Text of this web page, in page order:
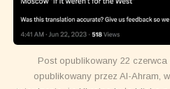
Post opublikowany 22
opublikowany przez Al-Ahram,